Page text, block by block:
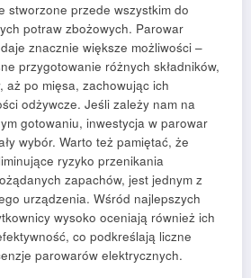
stworzone przede wszystkim do
potraw zbożowych. Parowar
znacznie większe możliwości –
przygotowanie różnych składników,
aż po mięsa, zachowując ich
odżywcze. Jeśli zależy nam na
gotowaniu, inwestycja w parowar
wybór. Warto też pamiętać, że
ryzyko przenikania
zapachów, jest jednym z
urządzenia. Wśród najlepszych
wysoko oceniają również ich
co podkreślają liczne
parowarów elektrycznych.